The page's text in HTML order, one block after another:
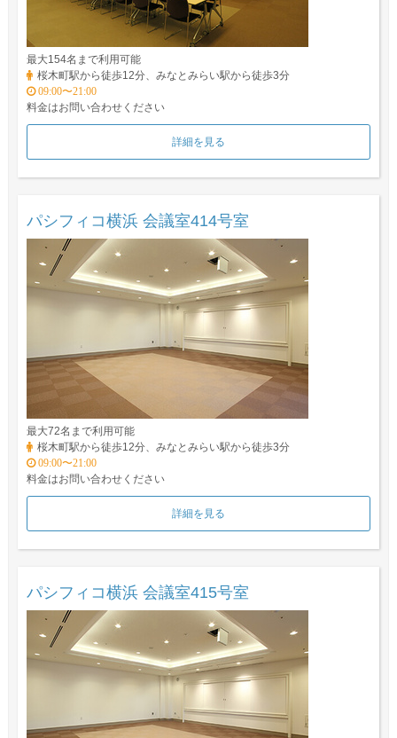
最大154名まで利用可能
桜木町駅から徒歩12分、みなとみらい駅から徒歩3分
09:00〜21:00
料金はお問い合わせください
詳細を見る
パシフィコ横浜 会議室414号室
最大72名まで利用可能
桜木町駅から徒歩12分、みなとみらい駅から徒歩3分
09:00〜21:00
料金はお問い合わせください
詳細を見る
パシフィコ横浜 会議室415号室